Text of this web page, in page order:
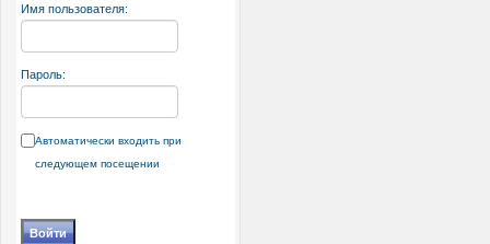
Имя пользователя:
Пароль:
Автоматически входить при
следующем посещении